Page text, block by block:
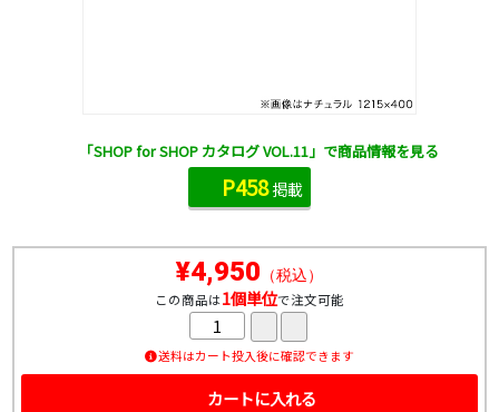
¥4,950 （税込）
この商品は1個単位で注文可能
送料はカート投入後に確認できます
カートに入れる
「SHOP for SHOP カタログ VOL.11」で商品情報を見る
P458掲載